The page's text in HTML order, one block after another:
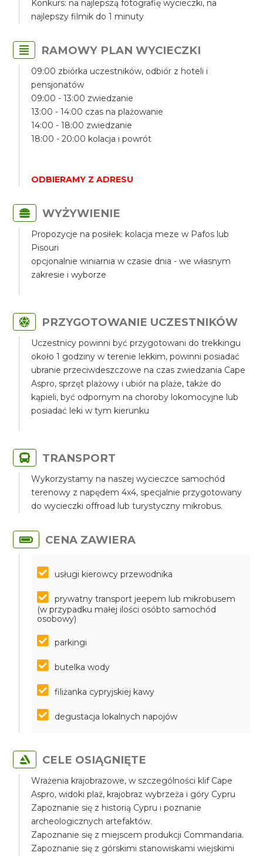
Konkurs: na najlepszą fotografię wycieczki, na
najlepszy filmik do 1 minuty
RAMOWY PLAN WYCIECZKI
09:00 zbiórka uczestników, odbiór z hoteli i
pensjonatów
09:00 - 13:00 zwiedzanie
13:00 - 14:00 czas na plażowanie
14:00 - 18:00 zwiedzanie
18:00 - 20:00 kolacja i powrót
ODBIERAMY Z ADRESU
WYŻYWIENIE
Propozycje na posiłek: kolacja meze w Pafos lub
Pisouri
opcjonalnie winiarnia w czasie dnia - we własnym
zakresie i wyborze
PRZYGOTOWANIE UCZESTNIKÓW
Uczestnicy powinni być przygotowani do trekkingu
około 1 godziny w terenie lekkim, powinni posiadać
ubranie przeciwdeszczowe na czas zwiedzania Cape
Aspro, sprzęt plażowy i ubiór na plaże, także do
kąpieli, być odpornym na choroby lokomocyjne lub
posiadać leki w tym kierunku
TRANSPORT
Wykorzystamy na naszej wycieczce samochód
terenowy z napędem 4x4, specjalnie przygotowany
do wycieczki offroad lub turystyczny mikrobus.
CENA ZAWIERA
usługi kierowcy przewodnika
prywatny transport jeepem lub mikrobusem
(w przypadku małej ilości osóbto samochód
osobowy)
parkingi
butelka wody
filiżanka cypryjskiej kawy
degustacja lokalnych napojów
CELE OSIĄGNIĘTE
Wrażenia krajobrazowe, w szczególności klif Cape
Aspro, widoki plaż, krajobraz wybrzeża i góry Cypru
Zapoznanie się z historią Cypru i poznanie
archeologicznych artefaktów.
Zapoznanie się z miejscem produkcji Commandaria.
Zapoznanie się z górskimi stanowiskami wiejskimi